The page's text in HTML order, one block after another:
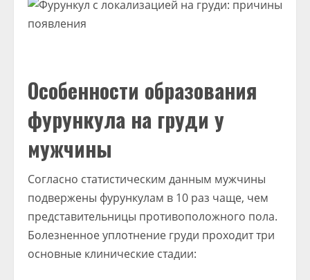
Особенности образования
фурункула на груди у
мужчины
Согласно статистическим данным мужчины
подвержены фурункулам в 10 раз чаще, чем
представительницы противоположного пола.
Болезненное уплотнение груди проходит три
основные клинические стадии: